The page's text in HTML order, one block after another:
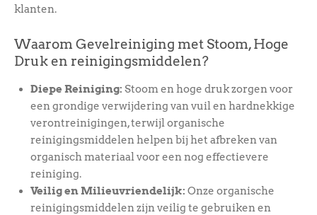
klanten.
Waarom Gevelreiniging met Stoom, Hoge
Druk en reinigingsmiddelen?
Diepe Reiniging: Stoom en hoge druk zorgen voor
een grondige verwijdering van vuil en hardnekkige
verontreinigingen, terwijl organische
reinigingsmiddelen helpen bij het afbreken van
organisch materiaal voor een nog effectievere
reiniging.
Veilig en Milieuvriendelijk: Onze organische
reinigingsmiddelen zijn veilig te gebruiken en